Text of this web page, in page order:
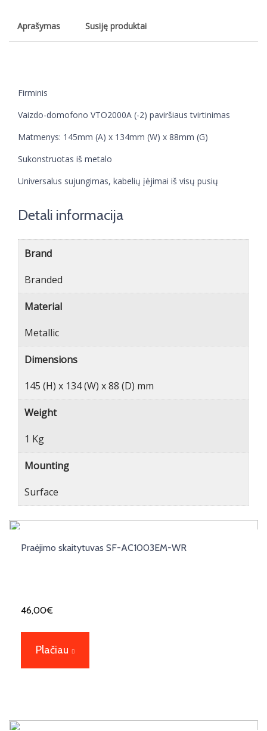
Aprašymas Susiję produktai
Firminis
Vaizdo-domofono VTO2000A (-2) paviršiaus tvirtinimas
Matmenys: 145mm (A) x 134mm (W) x 88mm (G)
Sukonstruotas iš metalo
Universalus sujungimas, kabelių įėjimai iš visų pusių
Detali informacija
Brand
Branded
Material
Metallic
Dimensions
145 (H) x 134 (W) x 88 (D) mm
Weight
1 Kg
Mounting
Surface
Praėjimo skaitytuvas SF-AC1003EM-WR
46,00€
Plačiau